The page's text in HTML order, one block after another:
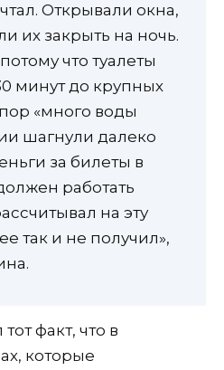
Открывали окна,
их закрыть на ночь.
что туалеты
минут до крупных
«много воды
шагнули далеко
за билеты в
работать
на эту
так и не получил»,
факт, что в
которые